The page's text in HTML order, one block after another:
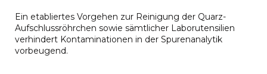
Ein etabliertes Vorgehen zur Reinigung der Quarz-
Aufschlussröhrchen sowie sämtlicher Laborutensilien
verhindert Kontaminationen in der Spurenanalytik
vorbeugend.